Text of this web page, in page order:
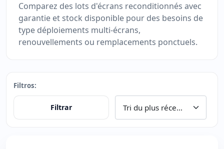
Comparez des lots d'écrans reconditionnés avec
garantie et stock disponible pour des besoins de
type déploiements multi-écrans,
renouvellements ou remplacements ponctuels.
Filtros:
Filtrar